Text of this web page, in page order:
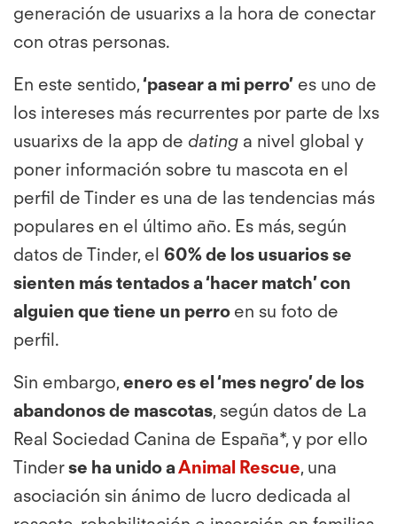
generación de usuarixs a la hora de conectar
con otras personas.
En este sentido,‘pasear a mi perro’ es uno de
los intereses más recurrentes por parte de lxs
usuarixs de la app de dating a nivel global y
poner información sobre tu mascota en el
perfil de Tinder es una de las tendencias más
populares en el último año. Es más, según
datos de Tinder, el 60% de los usuarios se
sienten más tentados a ‘hacer match’ con
alguien que tiene un perro en su foto de
perfil.
Sin embargo,enero es el ‘mes negro’ de los
abandonos de mascotas, según datos de La
Real Sociedad Canina de España*, y por ello
Tinderse ha unido aAnimal Rescue, una
asociación sin ánimo de lucro dedicada al